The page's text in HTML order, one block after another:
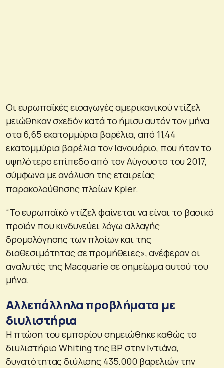
Οι ευρωπαϊκές εισαγωγές αμερικανικού ντίζελ
μειώθηκαν σχεδόν κατά το ήμισυ αυτόν τον μήνα
στα 6,65 εκατομμύρια βαρέλια, από 11,44
εκατομμύρια βαρέλια τον Ιανουάριο, που ήταν το
υψηλότερο επίπεδο από τον Αύγουστο του 2017,
σύμφωνα με ανάλυση της εταιρείας
παρακολούθησης πλοίων Kpler.
“Το ευρωπαϊκό ντίζελ φαίνεται να είναι το βασικό
προϊόν που κινδυνεύει λόγω αλλαγής
δρομολόγησης των πλοίων και της
διαθεσιμότητας σε προμήθειες», ανέφεραν οι
αναλυτές της Macquarie σε σημείωμα αυτού του
μήνα.
Αλλεπάλληλα προβλήματα με
διυλιστήρια
Η πτώση του εμπορίου σημειώθηκε καθώς το
διυλιστήριο Whiting της BP στην Ιντιάνα,
δυνατότητας διύλισης 435.000 βαρελιών την